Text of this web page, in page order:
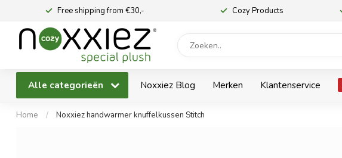
Free shipping from €30,- Cozy Products
Alle categorieën Noxxiez Blog Merken Klantenservice
Home / Noxxiez handwarmer knuffelkussen Stitch